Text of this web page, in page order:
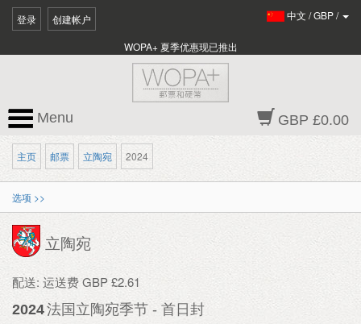
登录 创建帐户 中文 /GBP/
WOPA+ 夏季优惠现已推出
GBP £0.00
Menu
主页 邮票 立陶宛 2024
选项 >>
立陶宛
配送: 运送费 GBP £2.61
2024法国立陶宛季节 - 首日封